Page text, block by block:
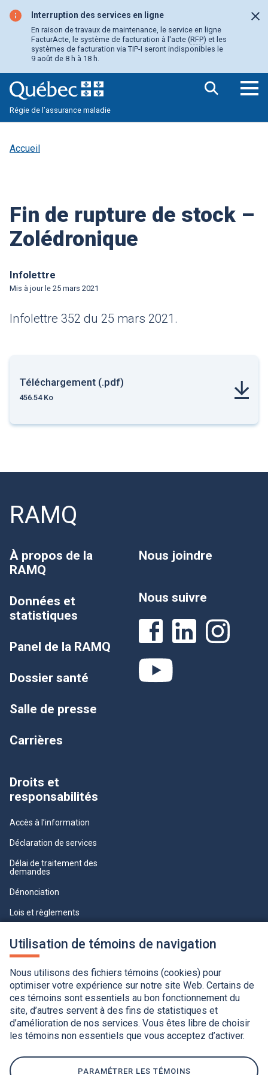
Utilisation de témoins de navigation
Nous utilisons des fichiers témoins (cookies) pour
optimiser votre expérience sur notre site Web. Certains de
ces témoins sont essentiels au bon fonctionnement du
site, d’autres servent à des fins de statistiques et
d’amélioration de nos services. Vous êtes libre de choisir
les témoins non essentiels que vous acceptez d’activer.
PARAMÉTRER LES TÉMOINS
contenu
principal
Interruption des services en ligne
En raison de travaux de maintenance, le service en ligne
FacturActe, le système de facturation à l'acte (RFP) et les
systèmes de facturation via TIP-I seront indisponibles le
9 août de 8 h à 18 h.
Régie de l’assurance maladie
Accueil
Fin de rupture de stock –
Zolédronique
Infolettre
Mis à jour le 25 mars 2021
Infolettre 352 du 25 mars 2021.
Téléchargement (.pdf)
456.54 Ko
RAMQ
À propos de la
RAMQ
Données et
statistiques
Panel de la RAMQ
Dossier santé
Salle de presse
Carrières
Droits et
responsabilités
Accès à l’information
Déclaration de services
Délai de traitement des
demandes
Dénonciation
Lois et règlements
professionnelle
Nous joindre
Nous suivre
Accessibilité
Application de la Charte de la langue française
Politique de confidentialité
Québec.ca
Ce